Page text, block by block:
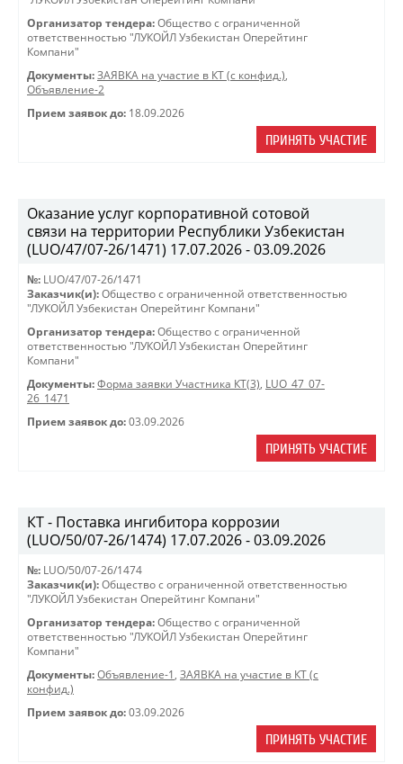
Организатор тендера: Общество с ограниченной
ответственностью "ЛУКОЙЛ Узбекистан Оперейтинг
Компани"
Документы: ЗАЯВКА на участие в КТ (с конфид.),
Объявление-2
Прием заявок до: 18.09.2026
ПРИНЯТЬ УЧАСТИЕ
Оказание услуг корпоративной сотовой
связи на территории Республики Узбекистан
(LUO/47/07-26/1471) 17.07.2026 - 03.09.2026
№: LUO/47/07-26/1471
Заказчик(и): Общество с ограниченной ответственностью
"ЛУКОЙЛ Узбекистан Оперейтинг Компани"
Организатор тендера: Общество с ограниченной
ответственностью "ЛУКОЙЛ Узбекистан Оперейтинг
Компани"
Документы: Форма заявки Участника КТ(3), LUO_47_07-
26_1471
Прием заявок до: 03.09.2026
ПРИНЯТЬ УЧАСТИЕ
КТ - Поставка ингибитора коррозии
(LUO/50/07-26/1474) 17.07.2026 - 03.09.2026
№: LUO/50/07-26/1474
Заказчик(и): Общество с ограниченной ответственностью
"ЛУКОЙЛ Узбекистан Оперейтинг Компани"
Организатор тендера: Общество с ограниченной
ответственностью "ЛУКОЙЛ Узбекистан Оперейтинг
Компани"
Документы: Объявление-1 , ЗАЯВКА на участие в КТ (с
конфид.)
Прием заявок до: 03.09.2026
ПРИНЯТЬ УЧАСТИЕ